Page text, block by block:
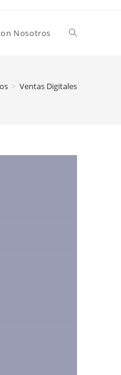
Nosotros
> Ventas Digitales